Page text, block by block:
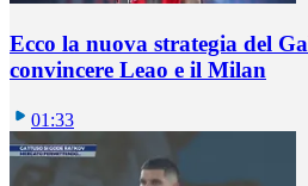
Ecco la nuova strategia del
convincere Leao e il Milan
01:33